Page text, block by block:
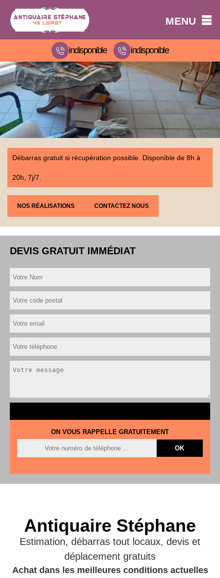
MENU
indisponible indisponible
Débarras gratuit si récupération possible. Disponible de 8h à
20h, 7j/7.
NOS RÉALISATIONS CONTACTEZ NOUS
DEVIS GRATUIT IMMÉDIAT
ON VOUS RAPPELLE GRATUITEMENT
Antiquaire Stéphane
Estimation, débarras tout locaux, devis et
déplacement gratuits
Achat dans les meilleures conditions actuelles